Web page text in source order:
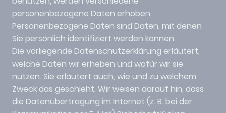
personenbezogene Daten erhoben.
Personenbezogene Daten sind Daten, mit denen
Sie persönlich identifiziert werden können.
Die vorliegende Datenschutzerklärung erläutert,
welche Daten wir erheben und wofür wir sie
nutzen. Sie erläutert auch, wie und zu welchem
Zweck das geschieht. Wir weisen darauf hin, dass
die Datenübertragung im Internet (z. B. bei der